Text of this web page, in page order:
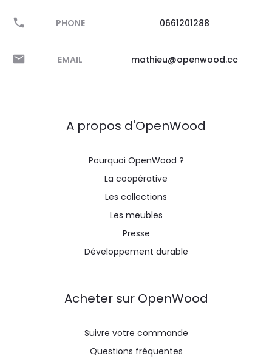
PHONE 0661201288
EMAIL mathieu@openwood.cc
A propos d'OpenWood
Pourquoi OpenWood ?
La coopérative
Les collections
Les meubles
Presse
Développement durable
Acheter sur OpenWood
Suivre votre commande
Questions fréquentes